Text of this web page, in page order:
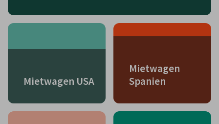
Mietwagen USA
Mietwagen
Spanien